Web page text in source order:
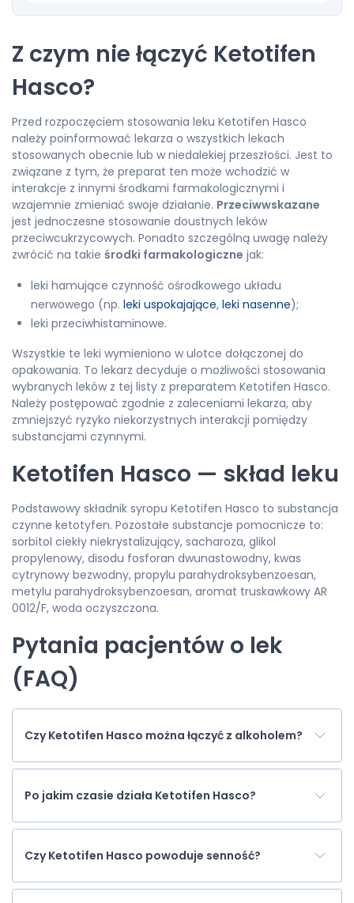
Z czym nie łączyć Ketotifen
Hasco?
Przed rozpoczęciem stosowania leku Ketotifen Hasco
należy poinformować lekarza o wszystkich lekach
stosowanych obecnie lub w niedalekiej przeszłości. Jest to
związane z tym, że preparat ten może wchodzić w
interakcje z innymi środkami farmakologicznymi i
wzajemnie zmieniać swoje działanie. Przeciwwskazane
jest jednoczesne stosowanie doustnych leków
przeciwcukrzycowych. Ponadto szczególną uwagę należy
zwrócić na takie środki farmakologiczne jak:
leki hamujące czynność ośrodkowego układu
nerwowego (np. leki uspokajające, leki nasenne);
leki przeciwhistaminowe.
Wszystkie te leki wymieniono w ulotce dołączonej do
opakowania. To lekarz decyduje o możliwości stosowania
wybranych leków z tej listy z preparatem Ketotifen Hasco.
Należy postępować zgodnie z zaleceniami lekarza, aby
zmniejszyć ryzyko niekorzystnych interakcji pomiędzy
substancjami czynnymi.
Ketotifen Hasco — skład leku
Podstawowy składnik syropu Ketotifen Hasco to substancja
czynne ketotyfen. Pozostałe substancje pomocnicze to:
sorbitol ciekły niekrystalizujący, sacharoza, glikol
propylenowy, disodu fosforan dwunastowodny, kwas
cytrynowy bezwodny, propylu parahydroksybenzoesan,
metylu parahydroksybenzoesan, aromat truskawkowy AR
0012/F, woda oczyszczona.
Pytania pacjentów o lek
(FAQ)
Czy Ketotifen Hasco można łączyć z alkoholem?
Po jakim czasie działa Ketotifen Hasco?
Czy Ketotifen Hasco powoduje senność?